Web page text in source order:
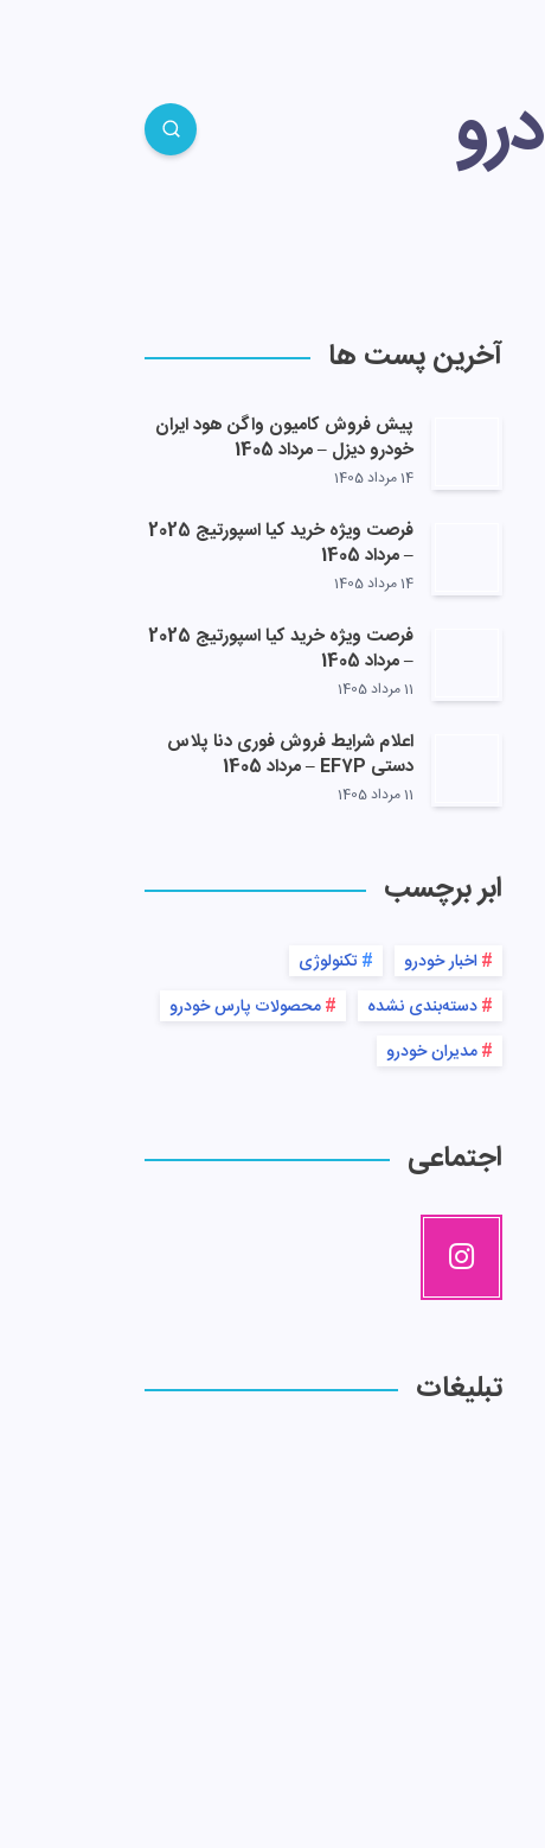
آخرین پست ها
پیش فروش کامیون واگن هود ایران
خودرو دیزل – مرداد 1405
14 مرداد 1405
فرصت ویژه خرید کیا اسپورتیج 2025
– مرداد 1405
14 مرداد 1405
فرصت ویژه خرید کیا اسپورتیج 2025
– مرداد 1405
11 مرداد 1405
اعلام شرایط فروش فوری دنا پلاس
دستی EF7P – مرداد 1405
11 مرداد 1405
ابر برچسب
اخبار خودرو
تکنولوژی
دسته‌بندی نشده
محصولات پارس خودرو
مدیران خودرو
اجتماعی
تبلیغات